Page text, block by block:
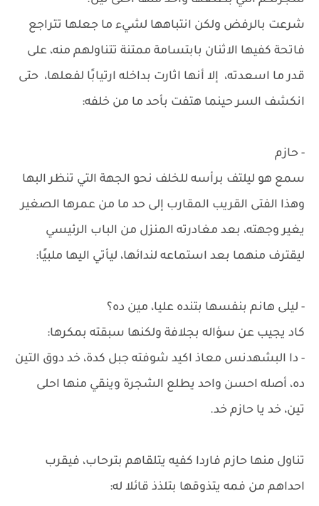
شرعت بالرفض ولكن انتباهها لشيء ما جعلها تتراجع
فاتحة كفيها الاثنان بابتسامة ممتنة تتناولهم منه، على
قدر ما اسعدته، إلا أنها اثارت بداخله ارتيابًا لفعلها، حتى
انكشف السر حينما هتفت بأحد ما من خلفه:
- حازم
سمع هو ليلتف برأسه للخلف نحو الجهة التي تنظر البها
وهذا الفتى القريب المقارب إلى حد ما من عمرها الصغير
يغير وجهته، بعد مغادرته المنزل من الباب الرئيسي
ليقترف منهما بعد استماعه لندائها، ليأتي اليها ملبيًا:
- ليلى هانم بنفسها بتنده عليا، مين ده؟
كاد يجيب عن سؤاله بجلافة ولكنها سبقته بمكرها:
- دا البشهدنس معاذ اكيد شوفته جبل كدة، خد دوق التين
ده، أصله احسن واحد يطلع الشجرة وينقي منها احلى
تين، خد يا حازم خد.
تناول منها حازم فاردا كفيه يتلقاهم بترحاب، فيقرب
احداهم من فمه يتذوقها بتلذذ قائلا له: